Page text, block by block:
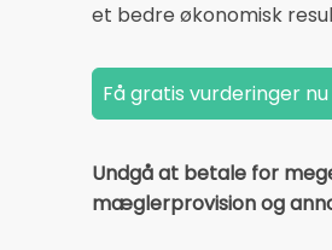
et bedre økonomisk
Undgå at betale for
mæglerprovision og